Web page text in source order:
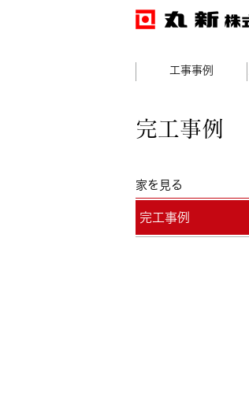
工事事例
完工事例
家を見る
完工事例